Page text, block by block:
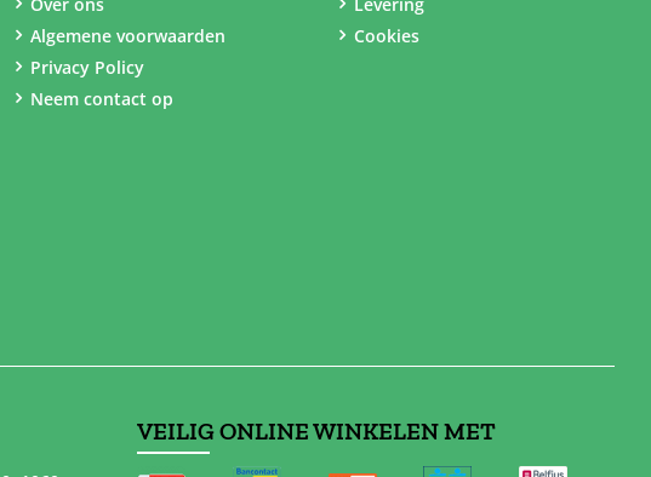
Algemene voorwaarden
Privacy Policy
Neem contact op
Cookies
VEILIG ONLINE WINKELEN MET